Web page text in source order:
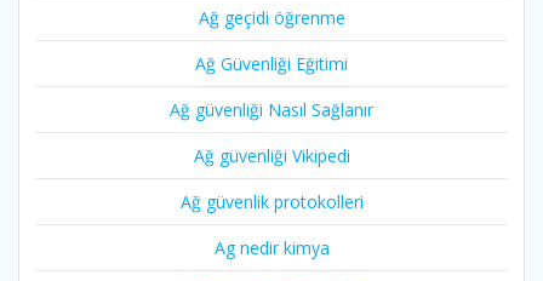
Ağ geçidi öğrenme
Ağ Güvenliği Eğitimi
Ağ güvenliği Nasıl Sağlanır
Ağ güvenliği Vikipedi
Ağ güvenlik protokolleri
Ag nedir kimya